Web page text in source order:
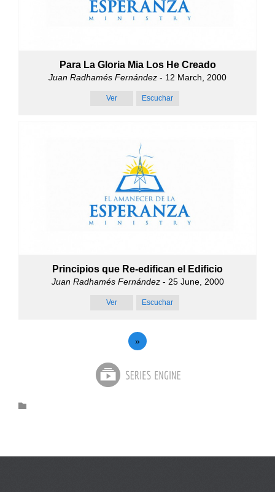
Para La Gloria Mia Los He Creado
Juan Radhamés Fernández - 12 March, 2000
Ver Escuchar
Principios que Re-edifican el Edificio
Juan Radhamés Fernández- 25 June, 2000
Ver Escuchar
»
